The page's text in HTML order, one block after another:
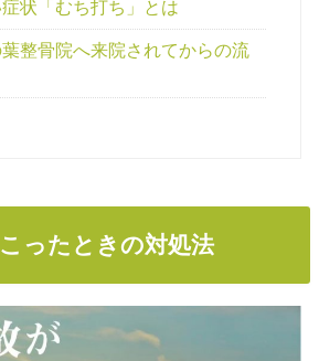
状「むち打ち」とは
整骨院へ来院されてからの流
ったときの対処法